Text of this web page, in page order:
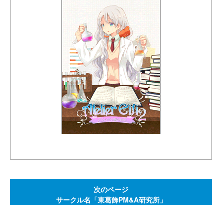
次のページ
サークル名「東葛飾PM&A研究所」